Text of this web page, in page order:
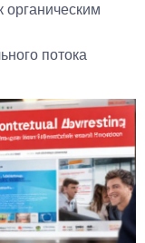
органическим
потока